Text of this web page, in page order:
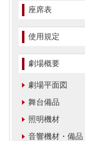
座席表
使用規定
劇場概要
劇場平面図
舞台備品
照明機材
音響機材・備品